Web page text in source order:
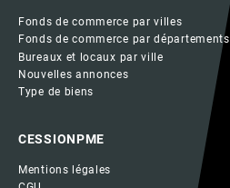
Fonds de commerce par villes
Fonds de commerce par départements
Bureaux et locaux par ville
Nouvelles annonces
Type de biens
CESSIONPME
Mentions légales